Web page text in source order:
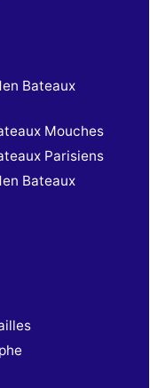
Bateaux
Mouches
Parisiens
Bateaux